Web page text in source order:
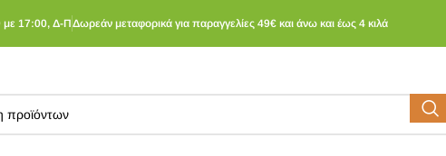
με 17:00, Δ-ΠΔωρεάν μεταφορικά για παραγγελίες 49€ και άνω και έως 4 κιλά